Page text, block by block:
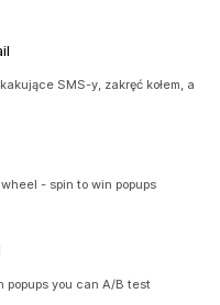
SMS-y, zakręć kołem, a
- spin to win popups
popups you can A/B test